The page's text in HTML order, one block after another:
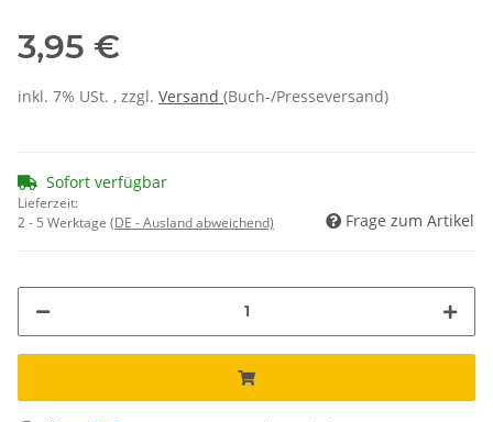
3,95 €
inkl. 7% USt. , zzgl. Versand (Buch-/Presseversand)
Sofort verfügbar
Lieferzeit:
2 - 5 Werktage (DE - Ausland abweichend) Frage zum Artikel